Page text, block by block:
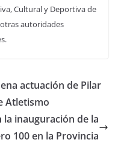
Cultural y Deportiva de
autoridades
actuación de Pilar
Atletismo
inauguración de la
100 en la Provincia